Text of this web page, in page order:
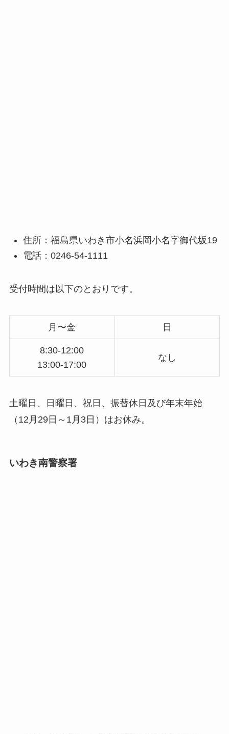
住所：福島県いわき市小名浜岡小名字御代坂19
電話：0246-54-1111
受付時間は以下のとおりです。
月〜金 日
8:30-12:00
13:00-17:00
なし
土曜日、日曜日、祝日、振替休日及び年末年始
（12月29日～1月3日）はお休み。
いわき南警察署